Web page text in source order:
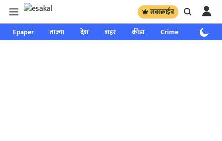
सबस्क्राईब
Epaper ताज्या देश शहर क्रीडा Crime साप्ताहिक